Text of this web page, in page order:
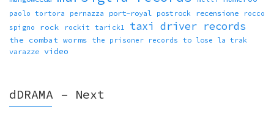
paolo tortora pernazza port-royal postrock recensione
rocco
spigno
rock rockit tarick1 taxi driver records
the combat worms the prisoner records to lose la trak
varazze video
dDRAMA – Next